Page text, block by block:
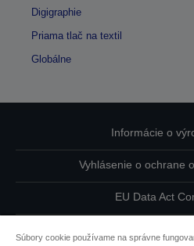
Digigraphie
Priama tlač na textil
Globálne
Informácie o
Vyhlásenie o ochrane
EU Data Act
Súbory cookie používame na správne